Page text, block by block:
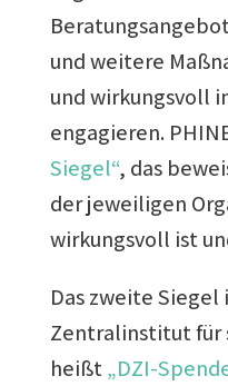
und weitere
und wirkungsvoll
engagieren.
Siegel“, das
der jeweiligen
wirkungsvoll ist
Das zweite Siegel
Zentralinstitut für
heißt„DZI-